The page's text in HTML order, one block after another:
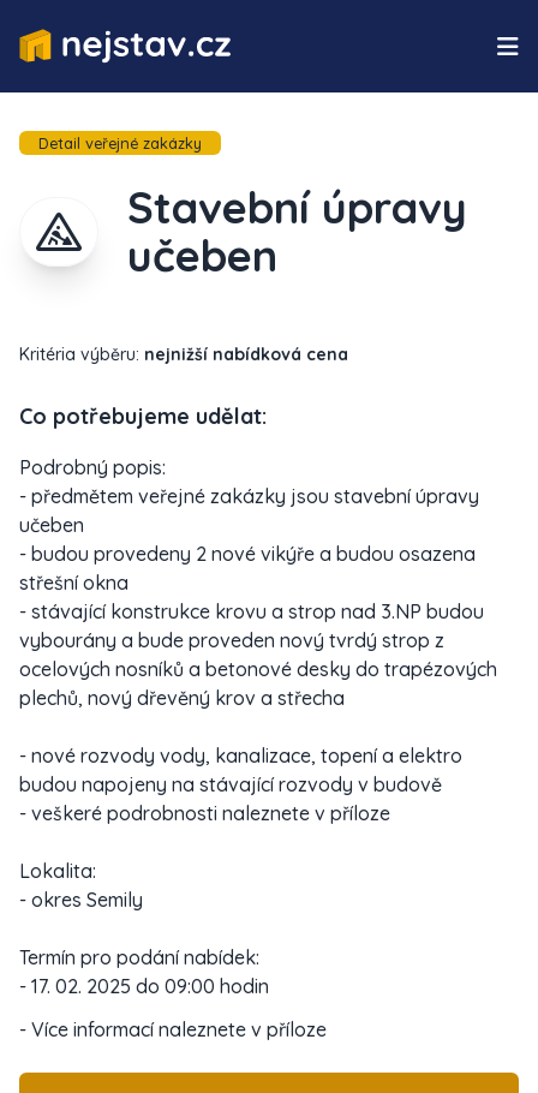
Detail veřejné zakázky
Stavební úpravy
učeben
Kritéria výběru: nejnižší nabídková cena
Co potřebujeme udělat:
Podrobný popis:
- předmětem veřejné zakázky jsou stavební úpravy
učeben
- budou provedeny 2 nové vikýře a budou osazena
střešní okna
- stávající konstrukce krovu a strop nad 3.NP budou
vybourány a bude proveden nový tvrdý strop z
ocelových nosníků a betonové desky do trapézových
plechů, nový dřevěný krov a střecha
- nové rozvody vody, kanalizace, topení a elektro
budou napojeny na stávající rozvody v budově
- veškeré podrobnosti naleznete v příloze
Lokalita:
- okres Semily
Termín pro podání nabídek:
- 17. 02. 2025 do 09:00 hodin
- Více informací naleznete v příloze